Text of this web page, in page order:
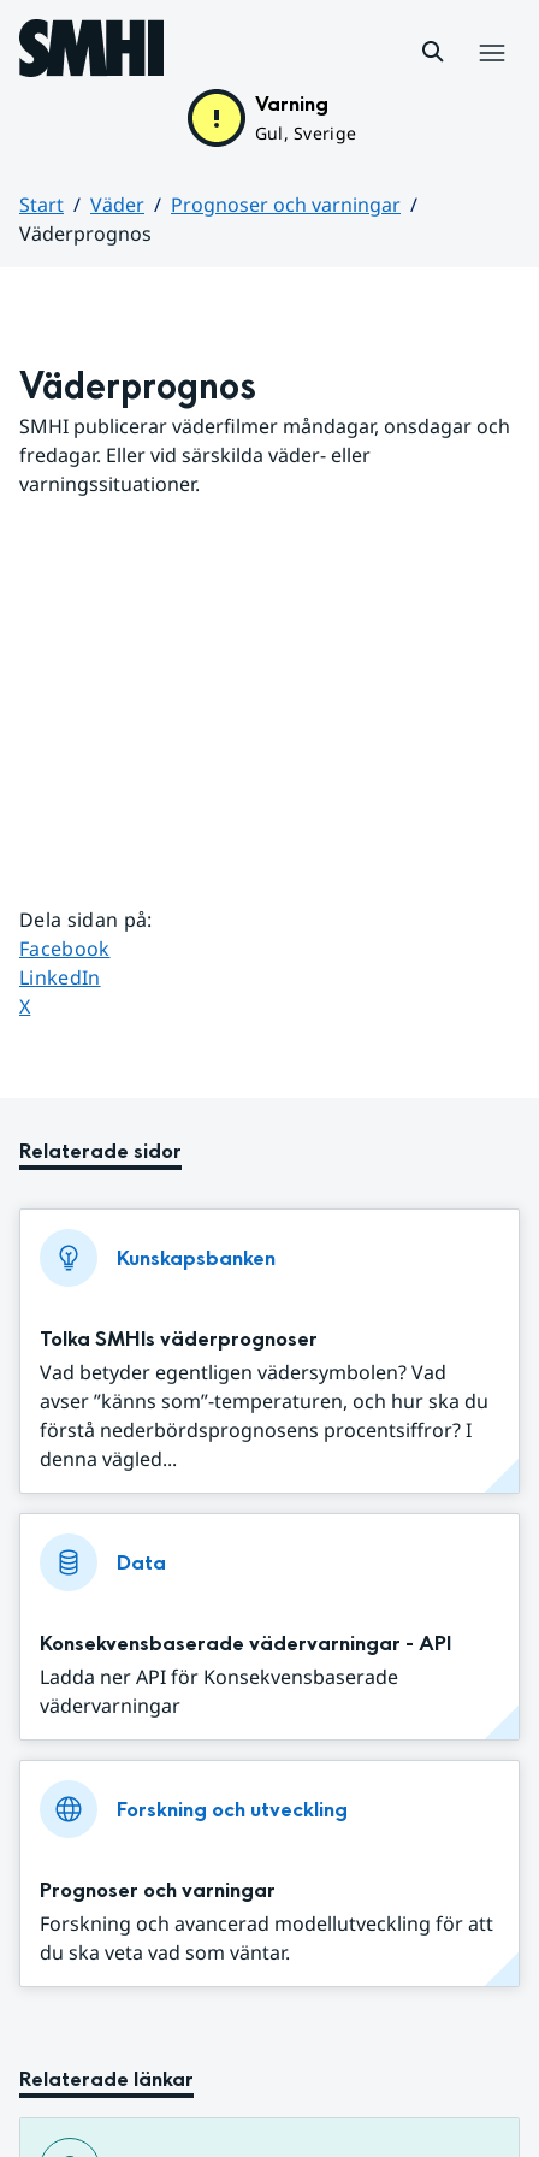
Hoppa till sidans innehåll
Varning
Gul, Sverige
Start Väder
Prognoser och varningar
Väderprognos
Väderprognos
SMHI publicerar väderfilmer måndagar, onsdagar och
fredagar. Eller vid särskilda väder- eller
varningssituationer.
Dela sidan på:
Dela sidan på
Facebook
Dela sidan på
LinkedIn
Dela sidan på
X
Relaterade sidor
Kunskapsbanken
Tolka SMHIs väderprognoser
Vad betyder egentligen vädersymbolen? Vad
avser ”känns som”-temperaturen, och hur ska du
förstå nederbördsprognosens procentsiffror? I
denna vägled...
Data
Konsekvensbaserade vädervarningar - API
Ladda ner API för Konsekvensbaserade
vädervarningar
Forskning och utveckling
Prognoser och varningar
Forskning och avancerad modellutveckling för att
du ska veta vad som väntar.
Relaterade länkar